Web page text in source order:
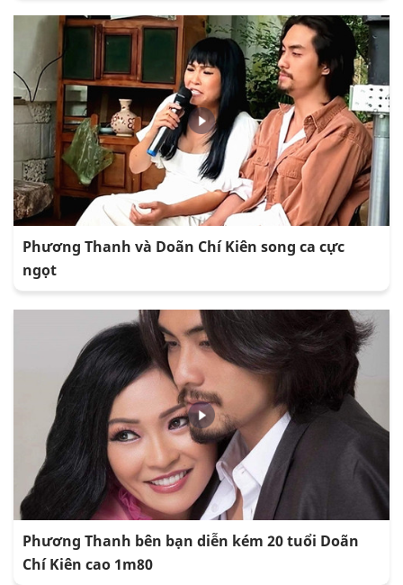
Phương Thanh và Doãn Chí Kiên song ca cực
ngọt
Phương Thanh bên bạn diễn kém 20 tuổi Doãn
Chí Kiên cao 1m80